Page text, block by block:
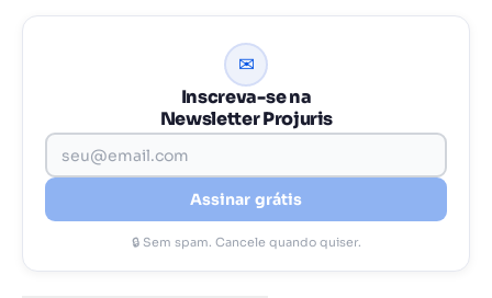
✉
Inscreva-se na
Newsletter Projuris
Assinar grátis
🔒 Sem spam. Cancele quando quiser.